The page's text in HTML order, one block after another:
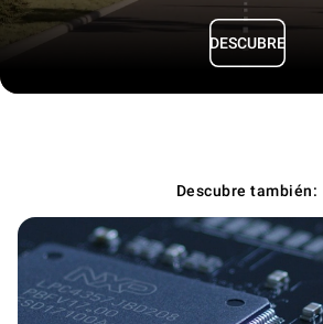
DESCUBRE
Descubre también: